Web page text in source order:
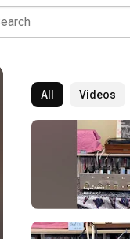
All Videos